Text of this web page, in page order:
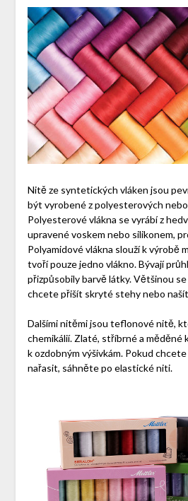
Nitě ze syntetických vláken jsou
být vyrobené z polyesterových
Polyesterové vlákna se vyrábí z
upravené voskem nebo silikonem,
Polyamidové vlákna slouží k výrobě
tvoří pouze jedno vlákno. Bývají
přizpůsobily barvě látky. Většinou
chcete přišít skryté stehy nebo
Dalšími nitěmi jsou teflonové nitě,
chemikálií. Zlaté, stříbrné a měděné
k ozdobným výšivkám. Pokud
nařasit, sáhněte po elastické niti.